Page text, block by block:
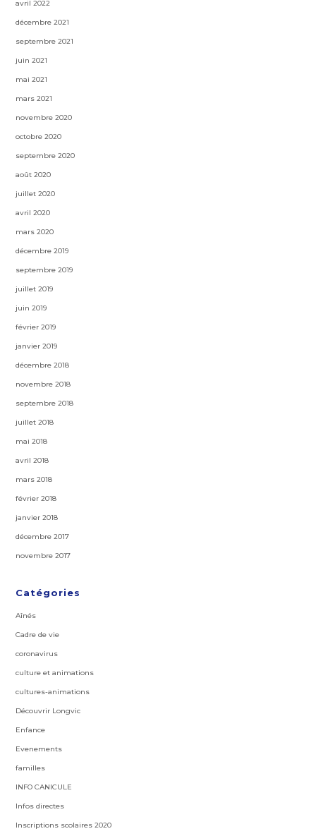
avril 2022
décembre 2021
septembre 2021
juin 2021
mai 2021
mars 2021
novembre 2020
octobre 2020
septembre 2020
août 2020
juillet 2020
avril 2020
mars 2020
décembre 2019
septembre 2019
juillet 2019
juin 2019
février 2019
janvier 2019
décembre 2018
novembre 2018
septembre 2018
juillet 2018
mai 2018
avril 2018
mars 2018
février 2018
janvier 2018
décembre 2017
novembre 2017
Catégories
Aînés
Cadre de vie
coronavirus
culture et animations
cultures-animations
Découvrir Longvic
Enfance
Evenements
familles
INFO CANICULE
Infos directes
Inscriptions scolaires 2020